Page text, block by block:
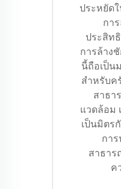
ประหยัด
กา
ประสิท
การล้าง
นี้ถือเป็น
สำหรับค
สาธา
แวดล้อม
เป็นมิตร
กา
สาธา
ค